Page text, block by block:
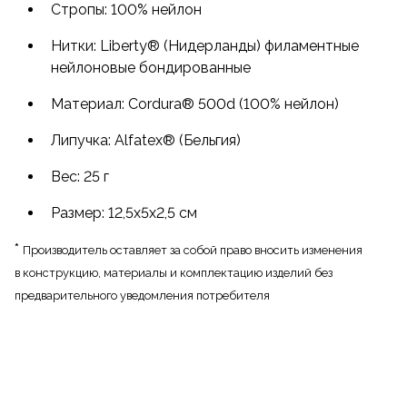
Стропы: 100% нейлон
Нитки: Liberty® (Нидерланды) филаментные
нейлоновые бондированные
Материал: Cordura® 500d (100% нейлон)
Липучка: Alfatex® (Бельгия)
Вес: 25 г
Размер: 12,5x5x2,5 см
* Производитель оставляет за собой право вносить изменения
в конструкцию, материалы и комплектацию изделий без
предварительного уведомления потребителя